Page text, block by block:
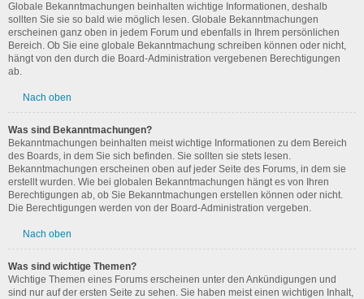
Globale Bekanntmachungen beinhalten wichtige Informationen, deshalb
sollten Sie sie so bald wie möglich lesen. Globale Bekanntmachungen
erscheinen ganz oben in jedem Forum und ebenfalls in Ihrem persönlichen
Bereich. Ob Sie eine globale Bekanntmachung schreiben können oder nicht,
hängt von den durch die Board-Administration vergebenen Berechtigungen
ab.
Nach oben
Was sind Bekanntmachungen?
Bekanntmachungen beinhalten meist wichtige Informationen zu dem Bereich
des Boards, in dem Sie sich befinden. Sie sollten sie stets lesen.
Bekanntmachungen erscheinen oben auf jeder Seite des Forums, in dem sie
erstellt wurden. Wie bei globalen Bekanntmachungen hängt es von Ihren
Berechtigungen ab, ob Sie Bekanntmachungen erstellen können oder nicht.
Die Berechtigungen werden von der Board-Administration vergeben.
Nach oben
Was sind wichtige Themen?
Wichtige Themen eines Forums erscheinen unter den Ankündigungen und
sind nur auf der ersten Seite zu sehen. Sie haben meist einen wichtigen Inhalt,